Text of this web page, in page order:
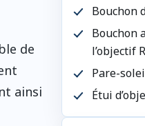
de
ainsi
Bouchon
Bouchon
l’objectif
Pare-
Étui